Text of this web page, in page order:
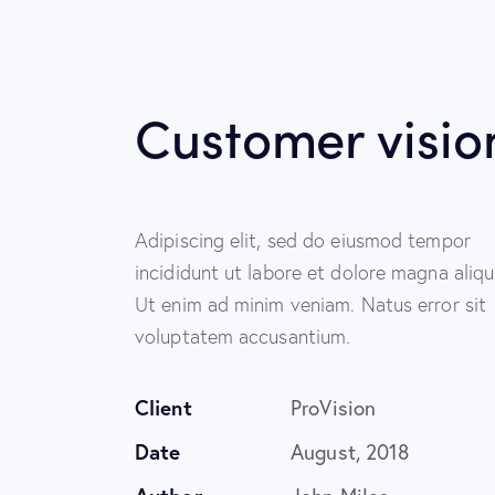
Customer
Adipiscing elit, sed do eiusmod tempor
incididunt ut labore et dolore magna
Ut enim ad minim veniam. Natus error sit
voluptatem accusantium.
Client
ProVision
Date
August, 2018